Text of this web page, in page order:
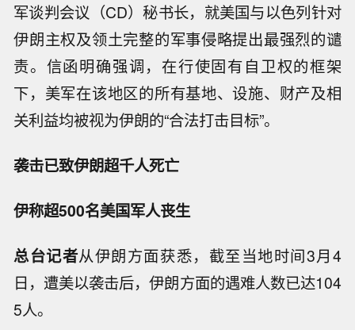
军谈判会议（CD）秘书长，就美国与以色列针对
伊朗主权及领土完整的军事侵略提出最强烈的谴
责。信函明确强调，在行使固有自卫权的框架
下，美军在该地区的所有基地、设施、财产及相
关利益均被视为伊朗的“合法打击目标”。
袭击已致伊朗超千人死亡
伊称超500名美国军人丧生
总台记者从伊朗方面获悉，截至当地时间3月4
日，遭美以袭击后，伊朗方面的遇难人数已达104
5人。